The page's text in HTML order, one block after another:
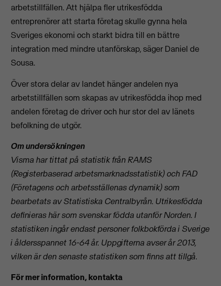
arbetstillfällen. Att hjälpa fler utrikesfödda
entreprenörer att starta företag skulle gynna hela
Sveriges ekonomi och starkt bidra till en bättre
integration med mindre utanförskap, säger Daniel de
Sousa.
Över stora delar av landet hänger andelen nya
arbetstillfällen som skapas av utrikesfödda ihop med
andelen företag de driver och hur stor del av länets
befolkning de utgör.
Om undersökningen
Visma har tittat på statistik från RAMS
(Registerbaserad arbetsmarknadsstatistik) och FAD
(Företagens och arbetsställenas dynamik) som
bearbetats av Statistiska Centralbyrån. Utrikesfödda
definieras här som svenskar födda utanför Norden. I
statistiken ingår endast personer folkbokförda i Sverige
i åldersspannet 16-64 år. Uppgifterna avser år 2013,
vilken är den senaste statistiken som finns att tillgå.
För mer information, kontakta